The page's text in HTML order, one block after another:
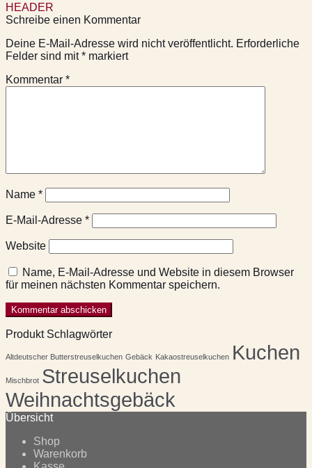
Beitragsnavigation
HEADER
Schreibe einen Kommentar
Deine E-Mail-Adresse wird nicht veröffentlicht. Erforderliche
Felder sind mit* markiert
Kommentar *
Name *
E-Mail-Adresse *
Website
Name, E-Mail-Adresse und Website in diesem Browser
für meinen nächsten Kommentar speichern.
Produkt Schlagwörter
Altdeutscher Butterstreuselkuchen Gebäck Kakaostreuselkuchen Kuchen
Mischbrot Streuselkuchen
Weihnachtsgebäck
Übersicht
Shop
Warenkorb